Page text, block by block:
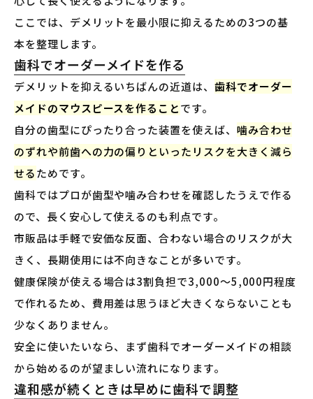
ここでは、デメリットを最小限に抑えるための3つの基
本を整理します。
歯科でオーダーメイドを作る
デメリットを抑えるいちばんの近道は、 歯科でオーダー
メイドのマウスピースを作ることです。
自分の歯型にぴったり合った装置を使えば、 噛み合わせ
のずれや前歯への力の偏りといったリスクを大きく減ら
せるためです。
歯科ではプロが歯型や噛み合わせを確認したうえで作る
ので、長く安心して使えるのも利点です。
市販品は手軽で安価な反面、合わない場合のリスクが大
きく、長期使用には不向きなことが多いです。
健康保険が使える場合は3割負担で3,000〜5,000円程度
で作れるため、費用差は思うほど大きくならないことも
少なくありません。
安全に使いたいなら、まず歯科でオーダーメイドの相談
から始めるのが望ましい流れになります。
違和感が続くときは早めに歯科で調整